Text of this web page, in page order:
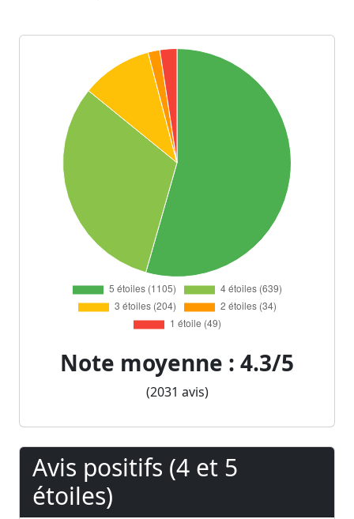
Note moyenne : 4.3/5
(2031 avis)
Avis positifs (4 et 5
étoiles)